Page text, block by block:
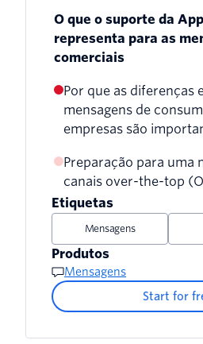
O que o suporte da
representa para as
comerciais
Por que as diferenças
mensagens de
empresas são
Preparação para uma
canais over-the-top
Etiquetas
Mensagens
Produtos
Mensagens
Start for